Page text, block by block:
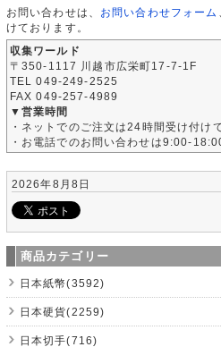
お問い合わせは、 お問い合わせフォーム
けております。
収集ワールド
〒350-1117 川越市広栄町17-7-1F
TEL 049-249-2525
FAX 049-257-4989
▼営業時間
・ネットでのご注文は24時間受け付け
・お電話でのお問い合わせは9:00-
2026年8月8日
商品カテゴリー
日本紙幣(3592)
日本硬貨(2259)
日本切手(716)